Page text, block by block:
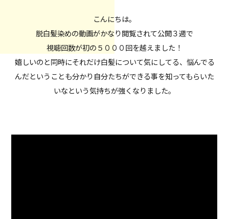
こんにちは。
脱白髪染めの動画がかなり閲覧されて公開３週で
視聴回数が初の５０００回を越えました！
嬉しいのと同時にそれだけ白髪について気にしてる、悩んでる
んだということも分かり自分たちができる事を知ってもらいた
いなという気持ちが強くなりました。